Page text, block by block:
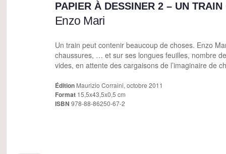
PAPIER À DESSINER 2 – UN TRAIN
Enzo Mari
Un train peut contenir beaucoup de choses. Enzo
chaussures, … et sur ses longues feuilles, nombre
vides, en attente des cargaisons de l’imaginaire de
Édition Maurizio Corraini, octobre 2011
Format 15,5x43,5x0,5 cm
ISBN 978-88-86250-67-2